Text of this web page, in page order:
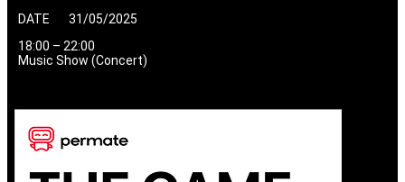
DATE 31/05/2025
18:00 – 22:00
Music Show (Concert)